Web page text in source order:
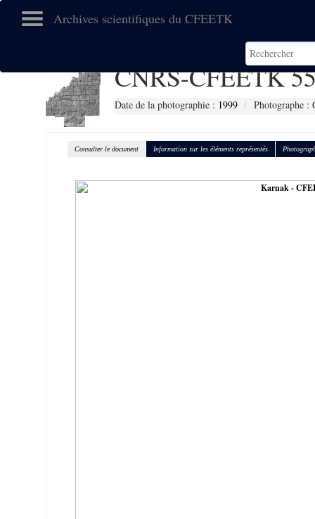
Archives scientifiques du CFEETK
CNRS-CFEETK
Date de la photographie : 1999 Photographe :
Consulter le document Information sur les éléments représentés